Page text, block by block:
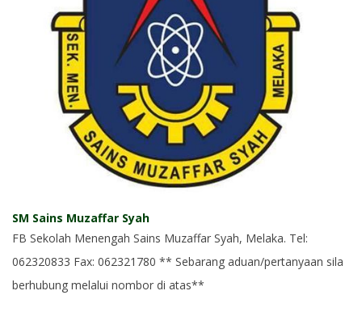
SM Sains Muzaffar Syah
FB Sekolah Menengah Sains Muzaffar Syah, Melaka. Tel:
062320833 Fax: 062321780 ** Sebarang aduan/pertanyaan sila
berhubung melalui nombor di atas**